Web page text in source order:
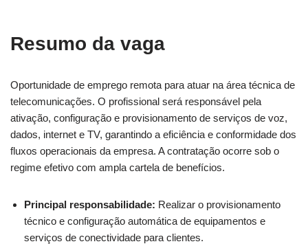
Resumo da vaga
Oportunidade de emprego remota para atuar na área técnica de
telecomunicações. O profissional será responsável pela
ativação, configuração e provisionamento de serviços de voz,
dados, internet e TV, garantindo a eficiência e conformidade dos
fluxos operacionais da empresa. A contratação ocorre sob o
regime efetivo com ampla cartela de benefícios.
Principal responsabilidade: Realizar o provisionamento
técnico e configuração automática de equipamentos e
serviços de conectividade para clientes.